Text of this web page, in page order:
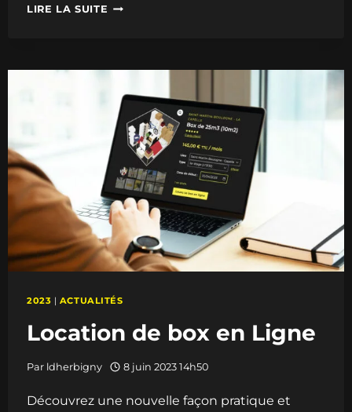
LIRE LA SUITE OUVERTURE
DE
STOCKAGE
CALAIS
2023 | ACTUALITÉS
Location de box en Ligne
Par ldherbigny 8 juin 2023 14h50
Découvrez une nouvelle façon pratique et